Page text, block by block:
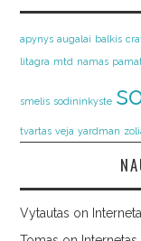
apynys augalai balkis
litagra mtd namas
smelis sodininkyste
tvartas veja yardman
Vytautas on